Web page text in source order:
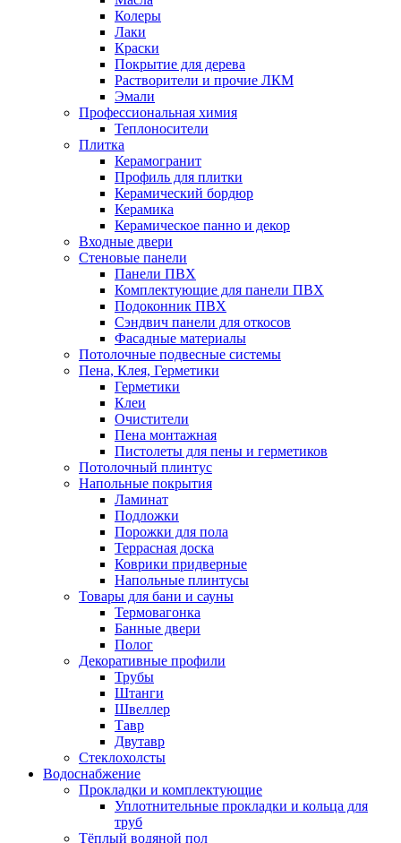
Колеры
Лаки
Краски
Покрытие для дерева
Растворители и прочие ЛКМ
Эмали
Профессиональная химия
Теплоносители
Плитка
Керамогранит
Профиль для плитки
Керамический бордюр
Керамика
Керамическое панно и декор
Входные двери
Стеновые панели
Панели ПВХ
Комплектующие для панели ПВХ
Подоконник ПВХ
Сэндвич панели для откосов
Фасадные материалы
Потолочные подвесные системы
Пена, Клея, Герметики
Герметики
Клеи
Очистители
Пена монтажная
Пистолеты для пены и герметиков
Потолочный плинтус
Напольные покрытия
Ламинат
Подложки
Порожки для пола
Террасная доска
Коврики придверные
Напольные плинтусы
Товары для бани и сауны
Термовагонка
Банные двери
Полог
Декоративные профили
Трубы
Штанги
Швеллер
Тавр
Двутавр
Стеклохолсты
Водоснабжение
Прокладки и комплектующие
Уплотнительные прокладки и кольца для
труб
Тёплый водяной пол